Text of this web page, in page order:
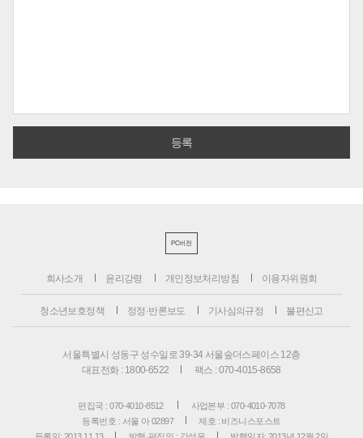
PC버전
회사소개 윤리강령 개인정보처리방침 이용자위원회
청소년보호정책 정정·반론보도 기사심의규정 불편신고
서울특별시 성동구 성수일로 39-34 서울숲더스페이스 12층
대표전화 : 1800-6522
팩스 : 070-4015-8658
편집국 : 070-4010-8512
사업본부 : 070-4010-7078
등록번호 : 서울 아 02897
제호 : 비즈니스포스트